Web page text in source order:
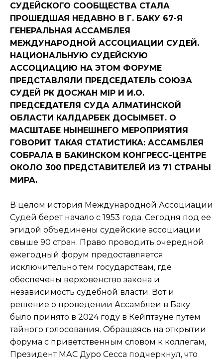
СУДЕЙСКОГО СООБЩЕСТВА СТАЛА
ПРОШЕДШАЯ НЕДАВНО В Г. БАКУ 67-Я
ГЕНЕРАЛЬНАЯ АССАМБЛЕЯ
МЕЖДУНАРОДНОЙ АССОЦИАЦИИ СУДЕЙ.
НАЦИОНАЛЬНУЮ СУДЕЙСКУЮ
АССОЦИАЦИЮ НА ЭТОМ ФОРУМЕ
ПРЕДСТАВЛЯЛИ ПРЕДСЕДАТЕЛЬ СОЮЗА
СУДЕЙ РК ДОСЖАН ӘМІР И И.О.
ПРЕДСЕДАТЕЛЯ СУДА АЛМАТИНСКОЙ
ОБЛАСТИ КАЛДАРБЕК ДОСЫМБЕТ. О
МАСШТАБЕ НЫНЕШНЕГО МЕРОПРИЯТИЯ
ГОВОРИТ ТАКАЯ СТАТИСТИКА: АССАМБЛЕЯ
СОБРАЛА В БАКИНСКОМ КОНГРЕСС-ЦЕНТРЕ
ОКОЛО 300 ПРЕДСТАВИТЕЛЕЙ ИЗ 71 СТРАНЫ
МИРА.
В целом история Международной Ассоциации
Судей берет начало с 1953 года. Сегодня под ее
эгидой объединены судейские ассоциации
свыше 90 стран. Право проводить очередной
ежегодный форум предоставляется
исключительно тем государствам, где
обеспечены верховенство закона и
независимость судебной власти. Вот и
решение о проведении Ассамблеи в Баку
было принято в 2024 году в Кейптауне путем
тайного голосования. Обращаясь на открытии
форума с приветственным словом к коллегам,
Президент МАС Дуро Сесса подчеркнул, что